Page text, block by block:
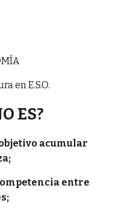
en E.S.O.
ES?
acumular
entre